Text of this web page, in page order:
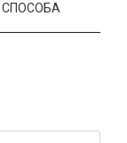
СПОСОБА